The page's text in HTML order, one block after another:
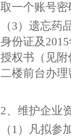
取一个账号密
（3）遗忘
身份证及
授权书（见
二楼前台办
2、维护企业
（1）凡拟